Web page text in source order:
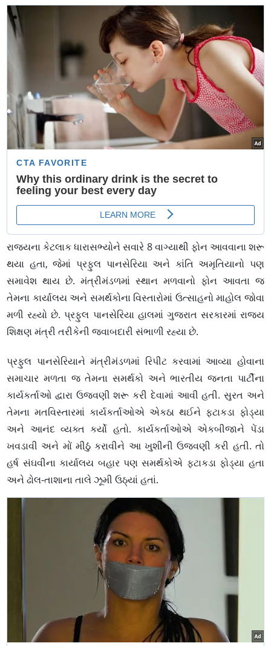
રાજ્યના કેટલાક ધારાસભ્યોને સવારે 8 વાગ્યાથી ફોન આવવાના શરૂ
થયા હતા, જેમાં પ્રફુલ પાનસેરિયા અને કાંતિ અમૃતિયાનો પણ
સમાવેશ થાય છે. મંત્રીમંડળમાં સ્થાન મળવાનો ફોન આવતા જ
તેમના કાર્યાલય અને સમર્થકોના વિસ્તારોમાં ઉત્સાહનો માહોલ જોવા
મળી રહ્યો છે. પ્રફુલ પાનસેરિયા હાલમાં ગુજરાત સરકારમાં રાજ્ય
શિક્ષણ મંત્રી તરીકેની જવાબદારી સંભાળી રહ્યા છે.
પ્રફુલ પાનસેરિયાને મંત્રીમંડળમાં રિપીટ કરવામાં આવ્યા હોવાના
સમાચાર મળતા જ તેમના સમર્થકો અને ભારતીય જનતા પાર્ટીના
કાર્યકર્તાઓ દ્વારા ઉજવણી શરૂ કરી દેવામાં આવી હતી. સુરત અને
તેમના મતવિસ્તારમાં કાર્યકર્તાઓએ એકઠા થઈને ફટાકડા ફોડ્યા
અને આનંદ વ્યક્ત કર્યો હતો. કાર્યકર્તાઓએ એકબીજાને પેંડા
ખવડાવી અને મોં મીઠું કરાવીને આ ખુશીની ઉજવણી કરી હતી. તો
હર્ષ સંઘવીના કાર્યાલય બહાર પણ સમર્થકોએ ફટાકડા ફોડ્યા હતા
અને ઢોલ-તાશાના તાલે ઝૂમી ઉઠ્યાં હતાં.